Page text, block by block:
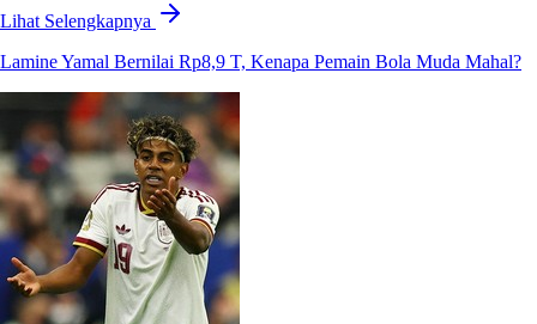
Lihat Selengkapnya
Lamine Yamal Bernilai Rp8,9 T, Kenapa Pemain Bola Muda Mahal?